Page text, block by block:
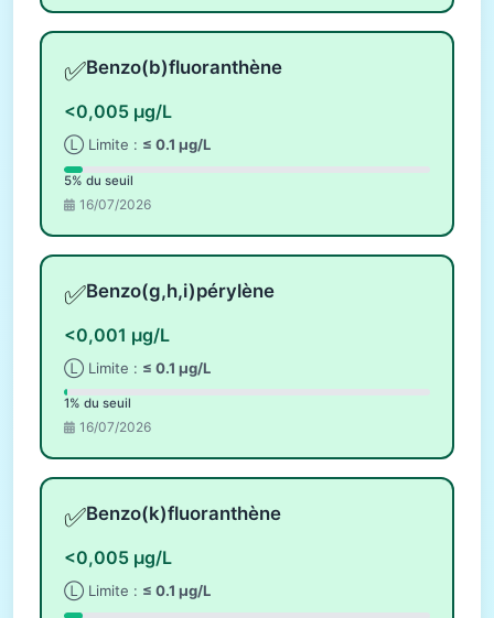
✅Benzo(b)fluoranthène
<0,005 µg/L
Ⓛ Limite : ≤ 0.1 µg/L
5% du seuil
16/07/2026
✅Benzo(g,h,i)pérylène
<0,001 µg/L
Ⓛ Limite : ≤ 0.1 µg/L
1% du seuil
16/07/2026
✅Benzo(k)fluoranthène
<0,005 µg/L
Ⓛ Limite : ≤ 0.1 µg/L